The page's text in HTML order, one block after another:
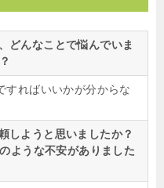
どんなことで悩んでいま
すればいいかが分からな
しようと思いましたか？
ような不安がありました